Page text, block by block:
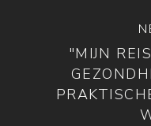
"MIJN